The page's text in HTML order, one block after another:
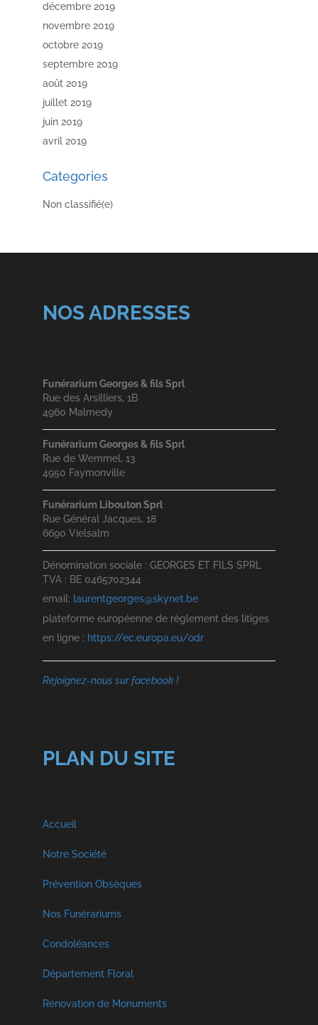
décembre 2019
novembre 2019
octobre 2019
septembre 2019
août 2019
juillet 2019
juin 2019
avril 2019
Categories
Non classifié(e)
NOS ADRESSES
Funérarium Georges & fils Sprl
Rue des Arsilliers, 1B
4960 Malmedy
Funérarium Georges & fils Sprl
Rue de Wemmel, 13
4950 Faymonville
Funérarium Libouton Sprl
Rue Général Jacques, 18
6690 Vielsalm
Dénomination sociale : GEORGES ET FILS SPRL
TVA : BE 0465702344
email: laurentgeorges@skynet.be
plateforme européenne de règlement des litiges
en ligne : https://ec.europa.eu/odr
Rejoignez-nous sur facebook !
PLAN DU SITE
Accueil
Notre Société
A propos
Nos Services
Visite Virtuelle
Crémation et Inhumation
Prévention Obsèques
Nos Funérariums
Funérarium à Malmedy
Funérarium à Faymonville
Funérarium à Vielsam
Condoléances
Décès Georges et Fils SPRL
Décès Libouton
Département Floral
Rénovation de Monuments